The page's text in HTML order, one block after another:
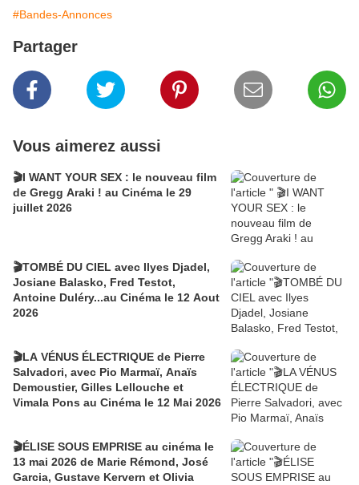
#Bandes-Annonces
Partager
Vous aimerez aussi
🎬I WANT YOUR SEX : le nouveau film
de Gregg Araki ! au Cinéma le 29
juillet 2026
🎬TOMBÉ DU CIEL avec Ilyes Djadel,
Josiane Balasko, Fred Testot,
Antoine Duléry...au Cinéma le 12 Aout
2026
🎬LA VÉNUS ÉLECTRIQUE de Pierre
Salvadori, avec Pio Marmaï, Anaïs
Demoustier, Gilles Lellouche et
Vimala Pons au Cinéma le 12 Mai 2026
🎬ÉLISE SOUS EMPRISE au cinéma le
13 mai 2026 de Marie Rémond, José
Garcia, Gustave Kervern et Olivia